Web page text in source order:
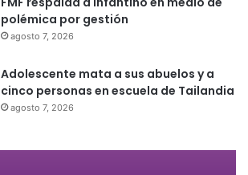
polémica por gestión
agosto 7, 2026
Adolescente mata a sus abuelos y a
cinco personas en escuela de Tailandia
agosto 7, 2026